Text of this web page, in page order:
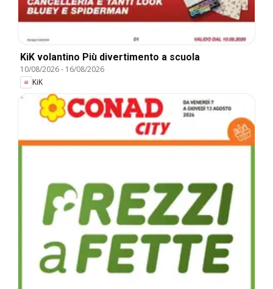
KiK volantino Più divertimento a scuola
10/08/2026- 16/08/2026
KiK